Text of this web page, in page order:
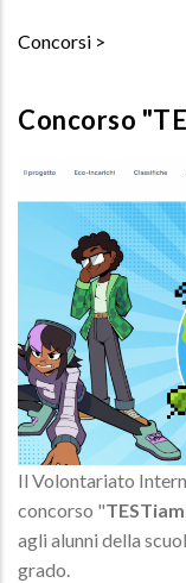
Concorsi
Concorso
Il Volontariato
concorso "
agli alunni della
grado.